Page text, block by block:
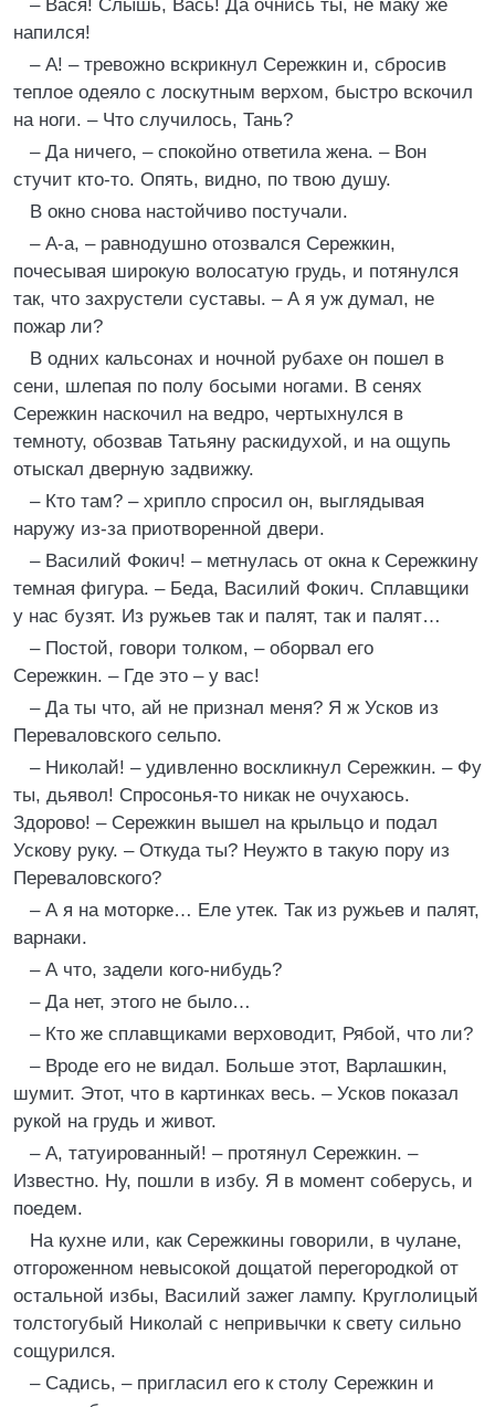
– Вася! Слышь, Вась! Да очнись ты, не маку же
напился!
– А! – тревожно вскрикнул Сережкин и, сбросив
теплое одеяло с лоскутным верхом, быстро вскочил
на ноги. – Что случилось, Тань?
– Да ничего, – спокойно ответила жена. – Вон
стучит кто-то. Опять, видно, по твою душу.
В окно снова настойчиво постучали.
– А-а, – равнодушно отозвался Сережкин,
почесывая широкую волосатую грудь, и потянулся
так, что захрустели суставы. – А я уж думал, не
пожар ли?
В одних кальсонах и ночной рубахе он пошел в
сени, шлепая по полу босыми ногами. В сенях
Сережкин наскочил на ведро, чертыхнулся в
темноту, обозвав Татьяну раскидухой, и на ощупь
отыскал дверную задвижку.
– Кто там? – хрипло спросил он, выглядывая
наружу из-за приотворенной двери.
– Василий Фокич! – метнулась от окна к Сережкину
темная фигура. – Беда, Василий Фокич. Сплавщики
у нас бузят. Из ружьев так и палят, так и палят…
– Постой, говори толком, – оборвал его
Сережкин. – Где это – у вас!
– Да ты что, ай не признал меня? Я ж Усков из
Переваловского сельпо.
– Николай! – удивленно воскликнул Сережкин. – Фу
ты, дьявол! Спросонья-то никак не очухаюсь.
Здорово! – Сережкин вышел на крыльцо и подал
Ускову руку. – Откуда ты? Неужто в такую пору из
Переваловского?
– А я на моторке… Еле утек. Так из ружьев и палят,
варнаки.
– А что, задели кого-нибудь?
– Да нет, этого не было…
– Кто же сплавщиками верховодит, Рябой, что ли?
– Вроде его не видал. Больше этот, Варлашкин,
шумит. Этот, что в картинках весь. – Усков показал
рукой на грудь и живот.
– А, татуированный! – протянул Сережкин. –
Известно. Ну, пошли в избу. Я в момент соберусь, и
поедем.
На кухне или, как Сережкины говорили, в чулане,
отгороженном невысокой дощатой перегородкой от
остальной избы, Василий зажег лампу. Круглолицый
толстогубый Николай с непривычки к свету сильно
сощурился.
– Садись, – пригласил его к столу Сережкин и